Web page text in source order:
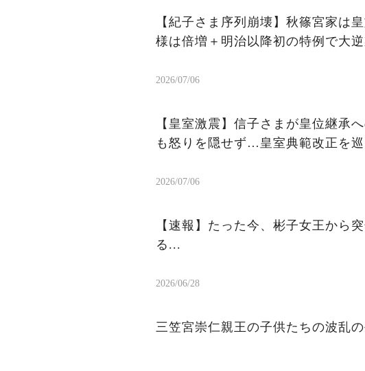
【紀子さま序列崩壊】秋篠宮家は
様は倍増＋明治以降初の特例で大
2026/07/06
【皇室激震】信子さまが皇位継承
も怒りを隠せず…皇室典範改正を
2026/07/06
【速報】たった今、彬子女王から
る...
2026/06/28
三笠宮崇仁親王の子供たちの波乱